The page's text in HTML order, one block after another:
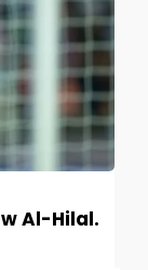
Al-Hilal.